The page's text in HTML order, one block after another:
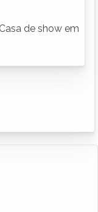
de show em